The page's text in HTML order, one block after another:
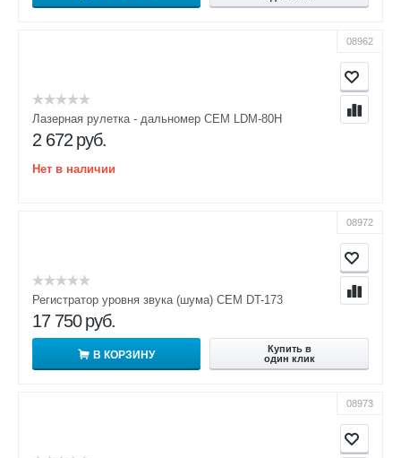
08962
Лазерная рулетка - дальномер CEM LDM-80H
2 672 руб.
Нет в наличии
08972
Регистратор уровня звука (шума) CEM DT-173
17 750 руб.
В КОРЗИНУ
Купить в
один клик
08973